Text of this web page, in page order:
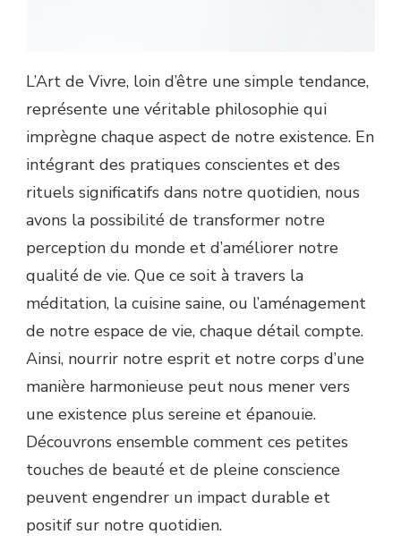
L’Art de Vivre, loin d’être une simple tendance,
représente une véritable philosophie qui
imprègne chaque aspect de notre existence. En
intégrant des pratiques conscientes et des
rituels significatifs dans notre quotidien, nous
avons la possibilité de transformer notre
perception du monde et d’améliorer notre
qualité de vie. Que ce soit à travers la
méditation, la cuisine saine, ou l’aménagement
de notre espace de vie, chaque détail compte.
Ainsi, nourrir notre esprit et notre corps d’une
manière harmonieuse peut nous mener vers
une existence plus sereine et épanouie.
Découvrons ensemble comment ces petites
touches de beauté et de pleine conscience
peuvent engendrer un impact durable et
positif sur notre quotidien.